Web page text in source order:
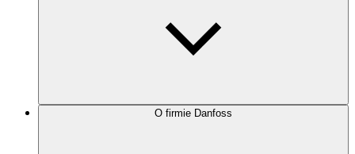
O firmie Danfoss